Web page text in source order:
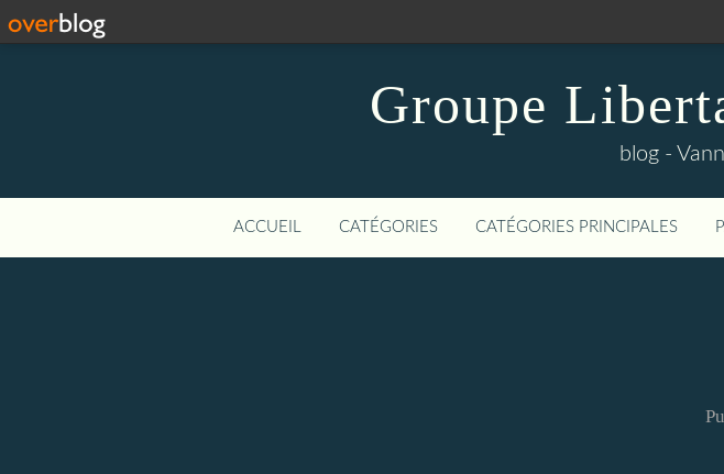
Groupe
blog -
ACCUEIL CATÉGORIES CATÉGORIES PRINCIPALES